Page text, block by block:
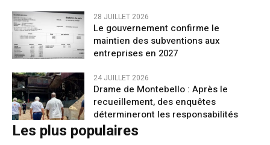
28 JUILLET 2026
Le gouvernement confirme le
maintien des subventions aux
entreprises en 2027
24 JUILLET 2026
Drame de Montebello : Après le
recueillement, des enquêtes
détermineront les responsabilités
Les plus populaires